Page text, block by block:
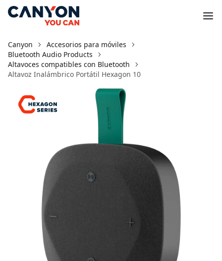
Canyon
Accesorios para móviles
Bluetooth Audio Products
Altavoces compatibles con Bluetooth
Altavoz Inalámbrico Portátil Hexagon 10